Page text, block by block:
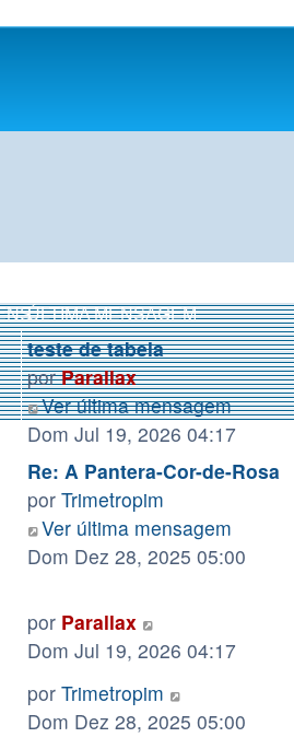
ÚLTIMA MENSAGEM
teste de tabela
porParallax
Ver última mensagem
Dom Jul 19, 2026 04:17
Re: A Pantera-Cor-de-Rosa
por Trimetropim
Ver última mensagem
Dom Dez 28, 2025 05:00
por Parallax
Dom Jul 19, 2026 04:17
por Trimetropim
Dom Dez 28, 2025 05:00